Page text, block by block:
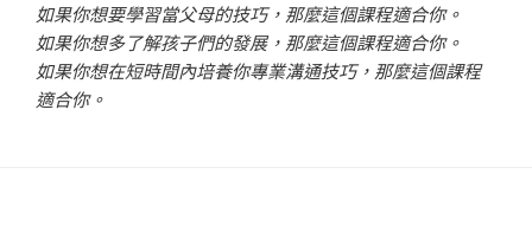
如果你想要學習當父母的技巧，那麼這個課程適合你。
如果你想多了解孩子們的發展，那麼這個課程適合你。
如果你想在短時間內培養你專業溝通技巧，那麼這個課程
適合你。